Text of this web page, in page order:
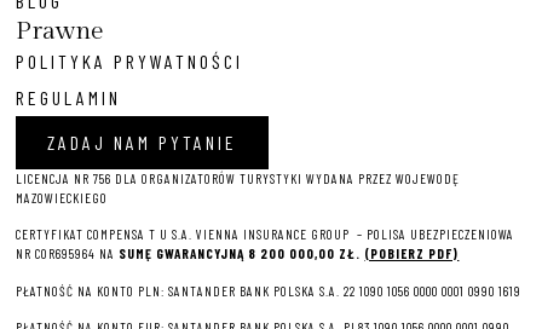
Prawne
POLITYKA PRYWATNOŚCI
REGULAMIN
ZADAJ NAM PYTANIE
LICENCJA NR 756 DLA ORGANIZATORÓW TURYSTYKI WYDANA PRZEZ WOJEWODĘ
MAZOWIECKIEGO
CERTYFIKAT COMPENSA T U S.A. VIENNA INSURANCE GROUP – POLISA UBEZPIECZENIOWA
NR COR695964 NA SUMĘ GWARANCYJNĄ 8 200 000,00 ZŁ. (POBIERZ PDF)
PŁATNOŚĆ NA KONTO PLN: SANTANDER BANK POLSKA S.A. 22 1090 1056 0000 0001 0990 1619